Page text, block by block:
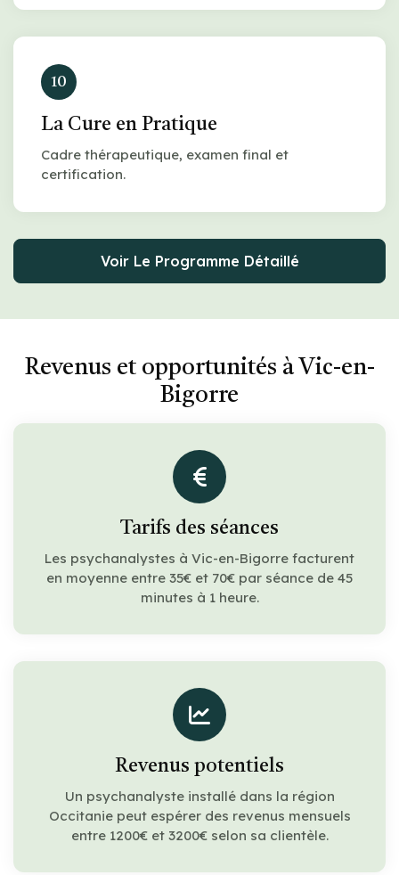
10
La Cure en Pratique
Cadre thérapeutique, examen final et
certification.
Voir Le Programme Détaillé
Revenus et opportunités à Vic-en-
Bigorre
Tarifs des séances
Les psychanalystes à Vic-en-Bigorre facturent
en moyenne entre 35€ et 70€ par séance de 45
minutes à 1 heure.
Revenus potentiels
Un psychanalyste installé dans la région
Occitanie peut espérer des revenus mensuels
entre 1200€ et 3200€ selon sa clientèle.